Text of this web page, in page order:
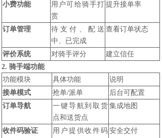
小费功能
用户可给骑手打
赏
提升接单率
订单管理
待支付、配送
中、已完成
查看订单状态
评价系统 对骑手评分
建立信任
2. 骑手端功能
功能模块
具体功能
说明
接单模式
抢单/派单
后台可配置
订单导航
一键导航到取货
点和送货点
集成地图
收件码验证
用户提供收件码 安全交付